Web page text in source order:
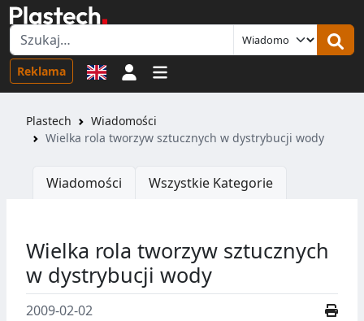
Reklama Logowanie
Plastech
Wiadomości
Wielka rola tworzyw sztucznych w dystrybucji wody
Wiadomości Wszystkie Kategorie
Wielka rola tworzyw sztucznych
w dystrybucji wody
2009-02-02